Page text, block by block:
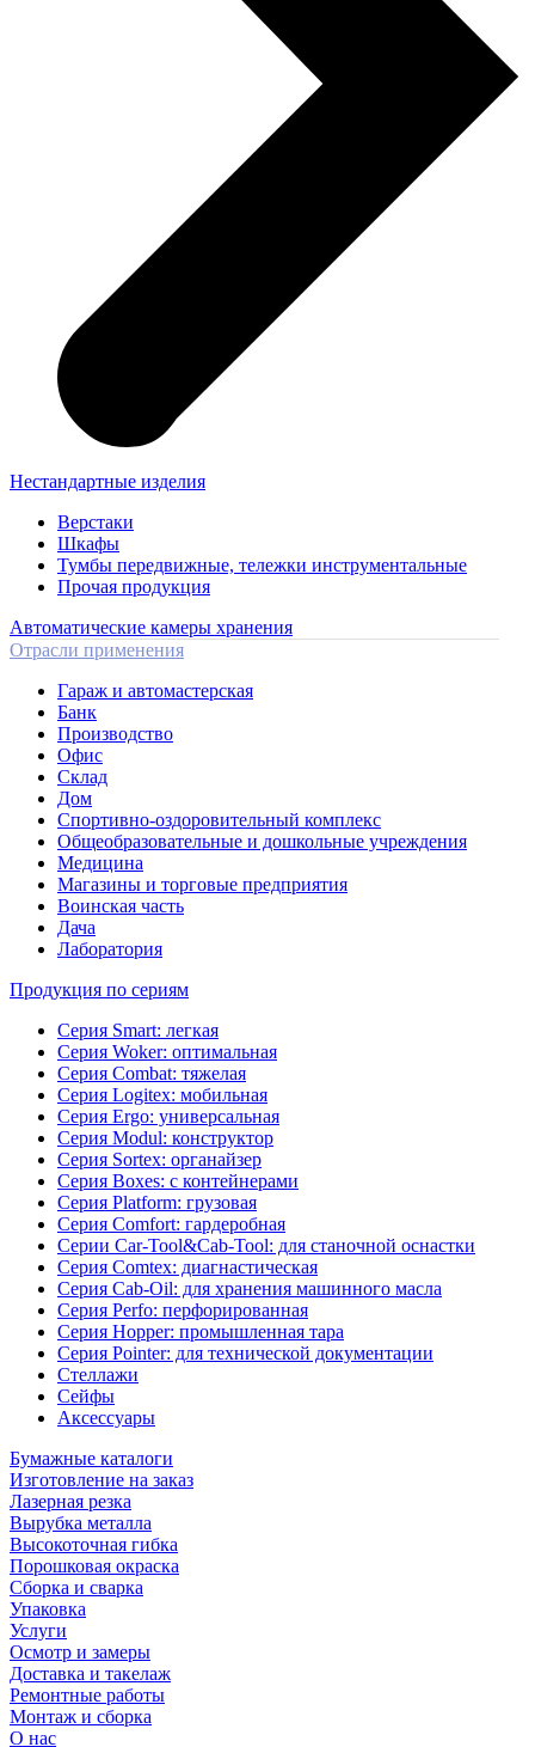
Нестандартные изделия
Верстаки
Шкафы
Тумбы передвижные, тележки инструментальные
Прочая продукция
Автоматические камеры хранения
Отрасли применения
Гараж и автомастерская
Банк
Производство
Офис
Склад
Дом
Спортивно-оздоровительный комплекс
Общеобразовательные и дошкольные учреждения
Медицина
Магазины и торговые предприятия
Воинская часть
Дача
Лаборатория
Продукция по сериям
Серия Smart: легкая
Серия Woker: оптимальная
Серия Combat: тяжелая
Серия Logitex: мобильная
Серия Ergo: универсальная
Серия Modul: конструктор
Серия Sortex: органайзер
Серия Boxes: с контейнерами
Серия Platform: грузовая
Серия Comfort: гардеробная
Серии Car-Tool&Cab-Tool: для станочной оснастки
Серия Comtex: диагнастическая
Серия Cab-Oil: для хранения машинного масла
Серия Perfo: перфорированная
Серия Hopper: промышленная тара
Серия Pointer: для технической документации
Стеллажи
Сейфы
Аксессуары
Бумажные каталоги
Изготовление на заказ
Лазерная резка
Вырубка металла
Высокоточная гибка
Порошковая окраска
Сборка и сварка
Упаковка
Услуги
Осмотр и замеры
Доставка и такелаж
Ремонтные работы
Монтаж и сборка
О нас